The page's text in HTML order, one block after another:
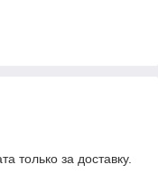
только за доставку.